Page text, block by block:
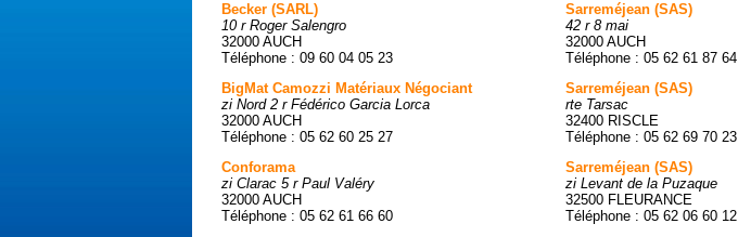
Becker (SARL)
10 r Roger Salengro
32000 AUCH
Téléphone : 09 60 04 05 23
BigMat Camozzi Matériaux Négociant
zi Nord 2 r Fédérico Garcia Lorca
32000 AUCH
Téléphone : 05 62 60 25 27
Conforama
zi Clarac 5 r Paul Valéry
32000 AUCH
Téléphone : 05 62 61 66 60
Sarreméjean (SAS)
42 r 8 mai
32000 AUCH
Téléphone : 05 62 61 87 64
Sarreméjean (SAS)
rte Tarsac
32400 RISCLE
Téléphone : 05 62 69 70 23
Sarreméjean (SAS)
zi Levant de la Puzaque
32500 FLEURANCE
Téléphone : 05 62 06 60 12